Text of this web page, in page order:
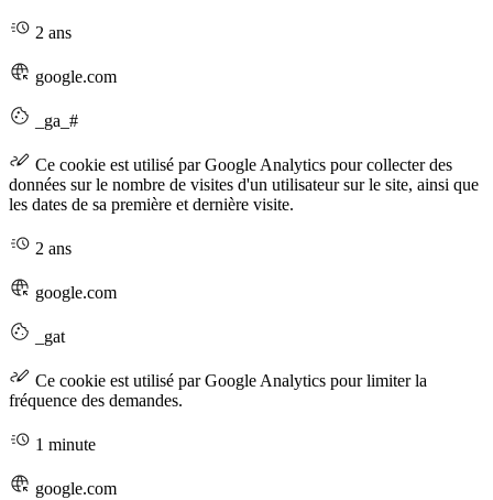
2 ans
google.com
_ga_#
Ce cookie est utilisé par Google Analytics pour collecter des
données sur le nombre de visites d'un utilisateur sur le site, ainsi que
les dates de sa première et dernière visite.
2 ans
google.com
_gat
Ce cookie est utilisé par Google Analytics pour limiter la
fréquence des demandes.
1 minute
google.com